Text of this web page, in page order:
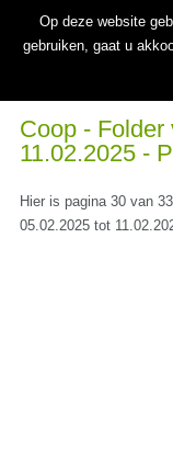
Wekelijks nieuwe folders
Coop - Folder
11.02.2025 -
Hier is pagina 30 van
05.02.2025 tot
Op deze website
gebruiken, gaat u